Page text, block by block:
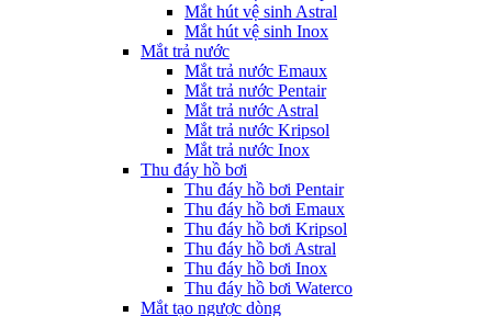
Mắt hút vệ sinh Astral
Mắt hút vệ sinh Inox
Mắt trả nước
Mắt trả nước Emaux
Mắt trả nước Pentair
Mắt trả nước Astral
Mắt trả nước Kripsol
Mắt trả nước Inox
Thu đáy hồ bơi
Thu đáy hồ bơi Pentair
Thu đáy hồ bơi Emaux
Thu đáy hồ bơi Kripsol
Thu đáy hồ bơi Astral
Thu đáy hồ bơi Inox
Thu đáy hồ bơi Waterco
Mắt tạo ngược dòng